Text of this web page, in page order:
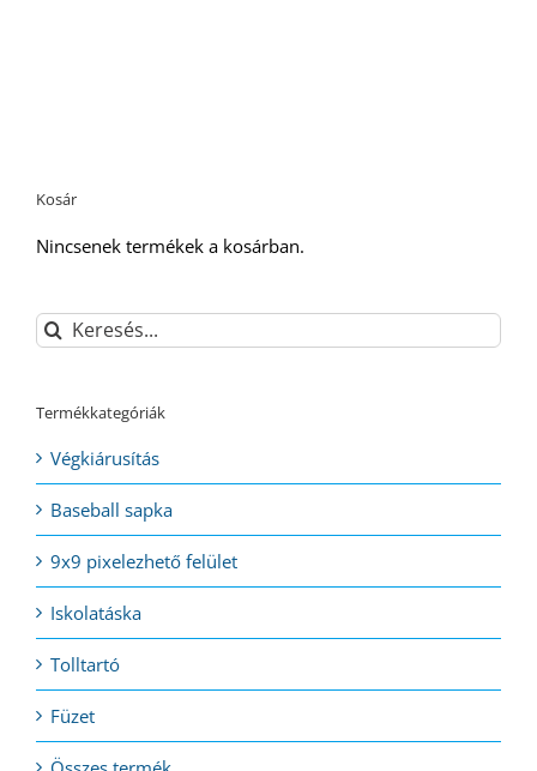
Kosár
Nincsenek termékek a kosárban.
Keresés...
Termékkategóriák
Végkiárusítás
Baseball sapka
9x9 pixelezhető felület
Iskolatáska
Tolltartó
Füzet